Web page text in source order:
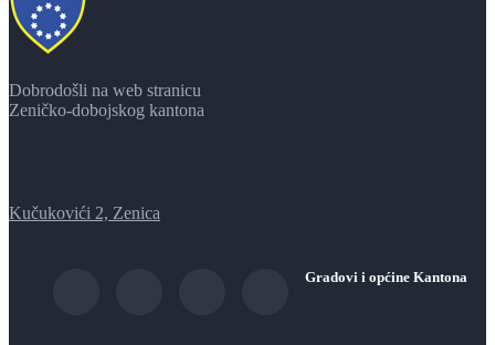
Dobrodošli na web stranicu
Zeničko-dobojskog kantona
Kučukovići 2, Zenica
Gradovi i općine Kantona